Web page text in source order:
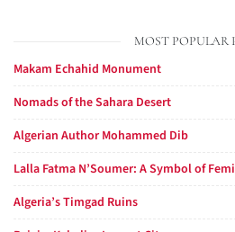
MOST POPULAR
Makam Echahid Monument
Nomads of the Sahara Desert
Algerian Author Mohammed Dib
Lalla Fatma N’Soumer: A Symbol of
Algeria’s Timgad Ruins